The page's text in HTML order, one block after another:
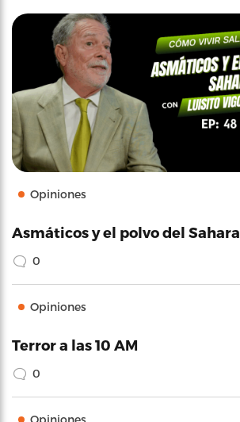
Opiniones
Asmáticos y el polvo del Sahara
0
Opiniones
Terror a las 10 AM
0
Opiniones